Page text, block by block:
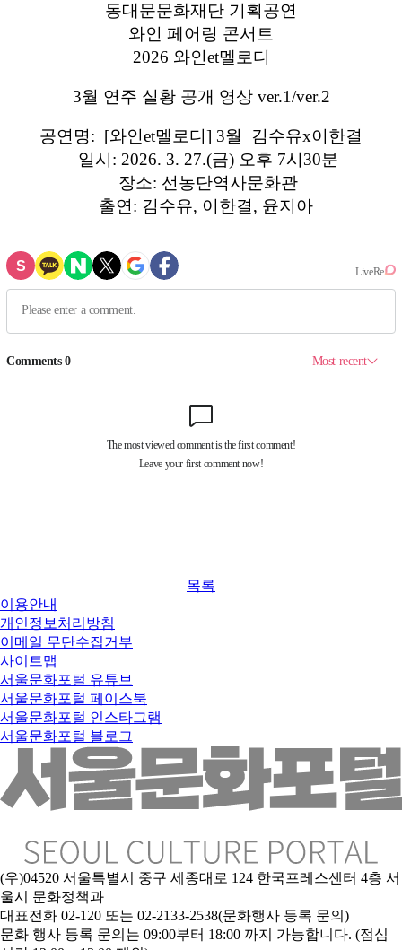
동대문문화재단 기획공연
와인 페어링 콘서트
2026 와인et멜로디
3월 연주 실황 공개 영상 ver.1/ver.2
공연명: [와인et멜로디] 3월_김수유x이한결
일시: 2026. 3. 27.(금) 오후 7시30분
장소: 선농단역사문화관
출연: 김수유, 이한결, 윤지아
목록
이용안내
개인정보처리방침
이메일 무단수집거부
사이트맵
서울문화포털 유튜브
서울문화포털 페이스북
서울문화포털 인스타그램
서울문화포털 블로그
(우)04520 서울특별시 중구 세종대로 124 한국프레스센터 4층 서
울시 문화정책과
대표전화 02-120 또는 02-2133-2538(문화행사 등록 문의)
문화 행사 등록 문의는 09:00부터 18:00 까지 가능합니다. (점심